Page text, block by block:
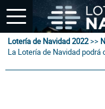
Lotería de Navidad 2022>>
La Lotería de Navidad podrá